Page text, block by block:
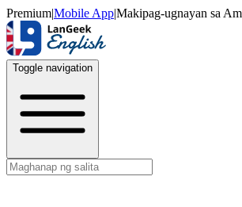
Premium|Mobile App|Makipag-ugnayan sa
Toggle navigation